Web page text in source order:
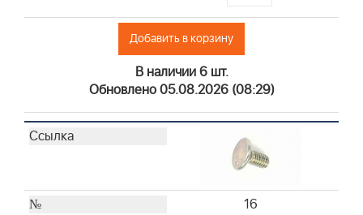
Добавить в корзину
В наличии 6 шт.
Обновлено 05.08.2026 (08:29)
16